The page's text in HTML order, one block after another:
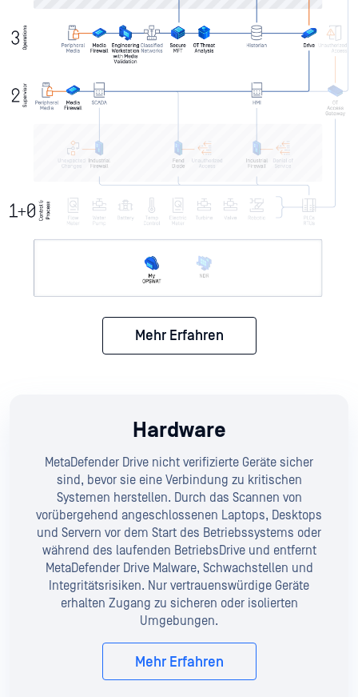
Mehr Erfahren
Hardware
MetaDefender Drive nicht verifizierte Geräte sicher
sind, bevor sie eine Verbindung zu kritischen
Systemen herstellen. Durch das Scannen von
vorübergehend angeschlossenen Laptops, Desktops
und Servern vor dem Start des Betriebssystems oder
während des laufenden BetriebsDrive und entfernt
MetaDefender Drive Malware, Schwachstellen und
Integritätsrisiken. Nur vertrauenswürdige Geräte
erhalten Zugang zu sicheren oder isolierten
Umgebungen.
Mehr Erfahren